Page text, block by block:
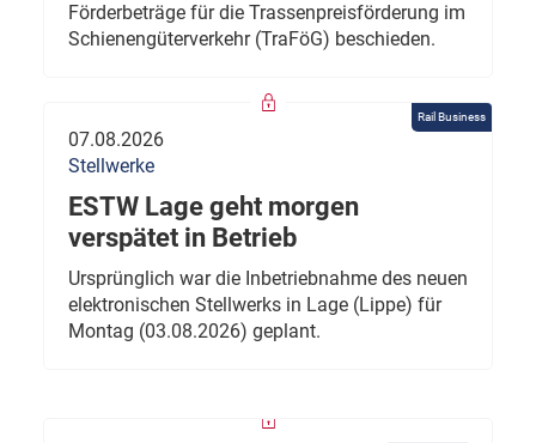
Förderbeträge für die Trassenpreisförderung im
Schienengüterverkehr (TraFöG) beschieden.
Rail Business
07.08.2026
Stellwerke
ESTW Lage geht morgen
verspätet in Betrieb
Ursprünglich war die Inbetriebnahme des neuen
elektronischen Stellwerks in Lage (Lippe) für
Montag (03.08.2026) geplant.